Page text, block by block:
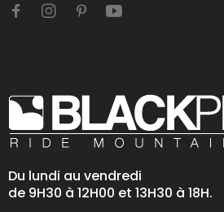
Du lundi au vendredi
de 9H30 à 12H00 et 13H30 à 18H.